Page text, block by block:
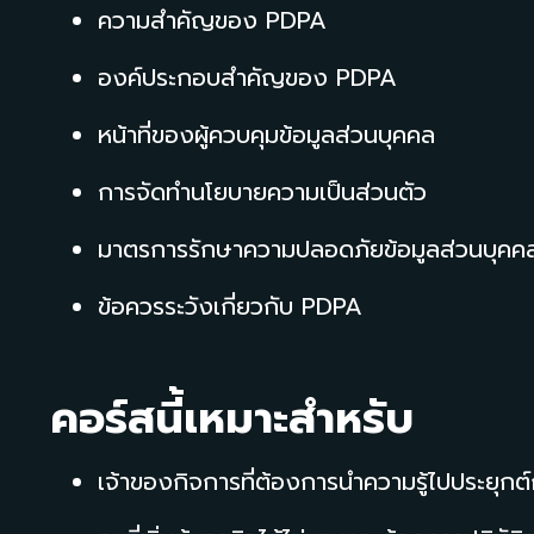
ความสำคัญของ PDPA
องค์ประกอบสำคัญของ PDPA
หน้าที่ของผู้ควบคุมข้อมูลส่วนบุคคล
การจัดทำนโยบายความเป็นส่วนตัว
มาตรการรักษาความปลอดภัยข้อมูลส่วนบุคค
ข้อควรระวังเกี่ยวกับ PDPA
คอร์สนี้เหมาะสำหรับ
เจ้าของกิจการที่ต้องการนำความรู้ไปประยุ